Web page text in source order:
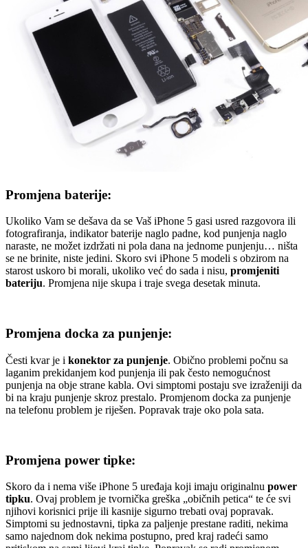
Promjena baterije:
Ukoliko Vam se dešava da se Vaš iPhone 5 gasi usred razgovora ili
fotografiranja, indikator baterije naglo padne, kod punjenja naglo
naraste, ne možet izdržati ni pola dana na jednome punjenju… ništa
se ne brinite, niste jedini. Skoro svi iPhone 5 modeli s obzirom na
starost uskoro bi morali, ukoliko već do sada i nisu, promjeniti
bateriju. Promjena nije skupa i traje svega desetak minuta.
Promjena docka za punjenje:
Česti kvar je i konektor za punjenje. Obično problemi počnu sa
laganim prekidanjem kod punjenja ili pak često nemogućnost
punjenja na obje strane kabla. Ovi simptomi postaju sve izraženiji da
bi na kraju punjenje skroz prestalo. Promjenom docka za punjenje
na telefonu problem je riješen. Popravak traje oko pola sata.
Promjena power tipke:
Skoro da i nema više iPhone 5 uređaja koji imaju originalnu power
tipku. Ovaj problem je tvornička greška „običnih petica“ te će svi
njihovi korisnici prije ili kasnije sigurno trebati ovaj popravak.
Simptomi su jednostavni, tipka za paljenje prestane raditi, nekima
samo najednom dok nekima postupno, pred kraj radeći samo